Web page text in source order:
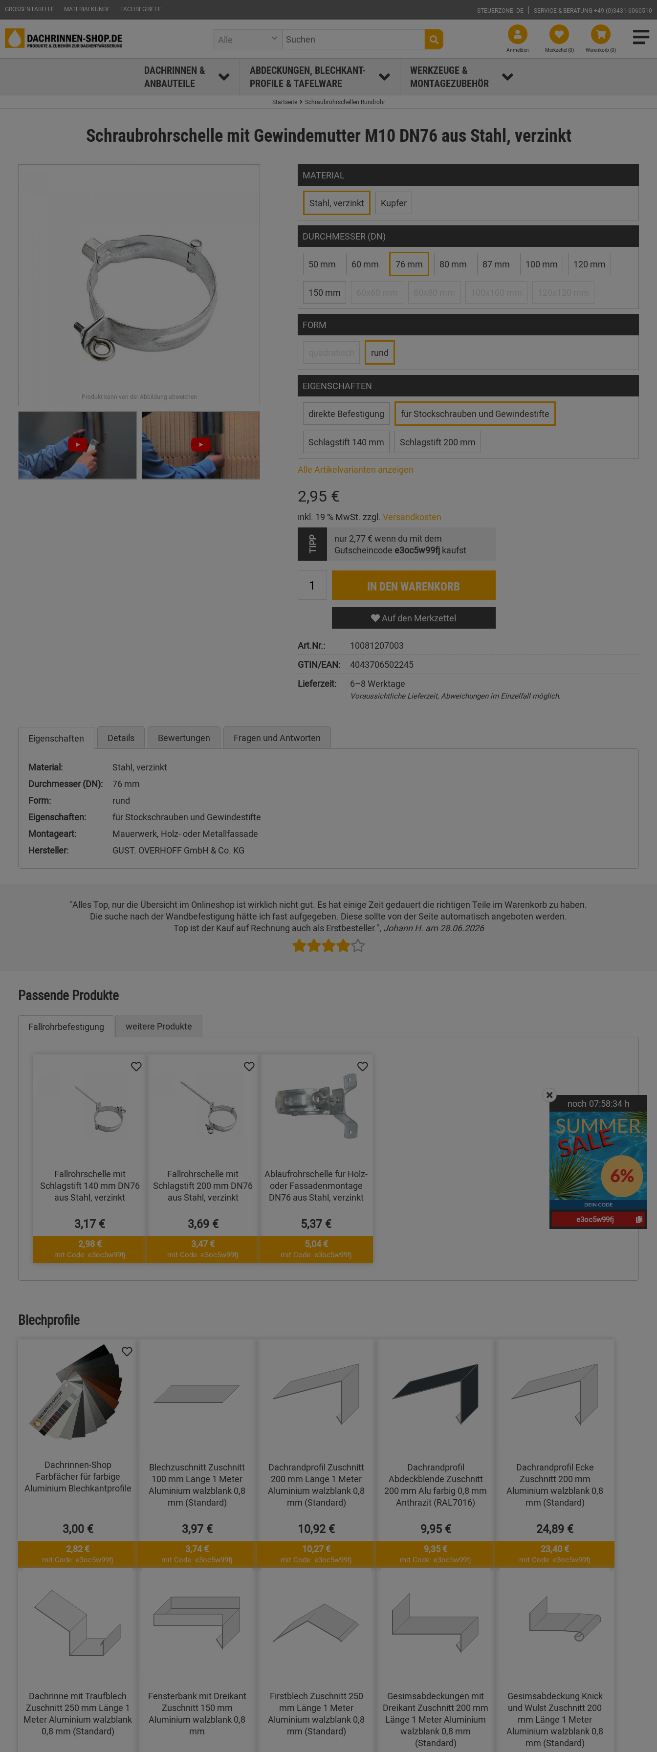
GRÖSSENTABELLE MATERIALKUNDE FACHBEGRIFFE STEUERZONE: DE SERVICE & BERATUNG +49 (0)3431 6060510
Warenkorb (0)
Merkzettel (0)
Anmelden
Alle
DACHRINNEN &
ANBAUTEILE
ABDECKUNGEN, BLECHKANT-
PROFILE & TAFELWARE
WERKZEUGE &
MONTAGEZUBEHÖR
Startseite Schraubrohrschellen Rundrohr
Schraubrohrschelle mit Gewindemutter M10 DN76 aus Stahl, verzinkt
MATERIAL
Stahl, verzinkt Kupfer
DURCHMESSER (DN)
50 mm 60 mm 76 mm 80 mm 87 mm 100 mm 120 mm
150 mm
FORM
rund
EIGENSCHAFTEN
direkte Befestigung für Stockschrauben und Gewindestifte
Schlagstift 140 mm Schlagstift 200 mm
Alle Artikelvarianten anzeigen
2,95 €
inkl. 19 % MwSt. zzgl. Versandkosten
TIPP nur 2,77 € wenn du mit dem
Gutscheincode e3oc5w99fjkaufst
IN DEN WARENKORB
Auf den Merkzettel
Art.Nr.:
10081207003
GTIN/EAN:
4043706502245
Lieferzeit:
6–8 Werktage
Voraussichtliche Lieferzeit, Abweichungen im Einzelfall möglich.
Eigenschaften Details Bewertungen Fragen und Antworten
Material:
Stahl, verzinkt
Durchmesser (DN):
76 mm
Form:
rund
Eigenschaften:
für Stockschrauben und Gewindestifte
Montageart:
Mauerwerk, Holz- oder Metallfassade
Hersteller:
GUST. OVERHOFF GmbH & Co. KG
"Alles Top, nur die Übersicht im Onlineshop ist wirklich nicht gut. Es hat einige Zeit gedauert die richtigen Teile im Warenkorb zu haben.
Die suche nach der Wandbefestigung hätte ich fast aufgegeben. Diese sollte von der Seite automatisch angeboten werden.
Top ist der Kauf auf Rechnung auch als Erstbesteller.", Johann H. am 28.06.2026
Passende Produkte
Fallrohrbefestigung weitere Produkte
Fallrohrschelle mit
Schlagstift 140 mm DN76
aus Stahl, verzinkt
3,17 €
2,98 €
mit Code: e3oc5w99fj
Fallrohrschelle mit
Schlagstift 200 mm DN76
aus Stahl, verzinkt
3,69 €
3,47 €
mit Code: e3oc5w99fj
Ablaufrohrschelle für Holz-
oder Fassadenmontage
DN76 aus Stahl, verzinkt
5,37 €
5,04 €
mit Code: e3oc5w99fj
Blechprofile
Dachrinnen-Shop
Farbfächer für farbige
Aluminium Blechkantprofile
3,00 €
2,82 €
mit Code: e3oc5w99fj
Blechzuschnitt Zuschnitt
100 mm Länge 1 Meter
Aluminium walzblank 0,8
mm (Standard)
3,97 €
3,74 €
mit Code: e3oc5w99fj
Dachrandprofil Zuschnitt
200 mm Länge 1 Meter
Aluminium walzblank 0,8
mm (Standard)
10,92 €
10,27 €
mit Code: e3oc5w99fj
Dachrandprofil
Abdeckblende Zuschnitt
200 mm Alu farbig 0,8 mm
Anthrazit (RAL7016)
9,95 €
9,35 €
mit Code: e3oc5w99fj
Dachrandprofil Ecke
Zuschnitt 200 mm
Aluminium walzblank 0,8
mm (Standard)
24,89 €
23,40 €
mit Code: e3oc5w99fj
Dachrinne mit Traufblech
Zuschnitt 250 mm Länge 1
Meter Aluminium walzblank
0,8 mm (Standard)
Fensterbank mit Dreikant
Zuschnitt 150 mm
Aluminium walzblank 0,8
mm
Firstblech Zuschnitt 250
mm Länge 1 Meter
Aluminium walzblank 0,8
mm (Standard)
Gesimsabdeckungen mit
Dreikant Zuschnitt 200 mm
Länge 1 Meter Aluminium
walzblank 0,8 mm
(Standard)
Gesimsabdeckung Knick
und Wulst Zuschnitt 200
mm Länge 1 Meter
Aluminium walzblank 0,8
mm (Standard)
noch 07:58:33 h
e3oc5w99fj